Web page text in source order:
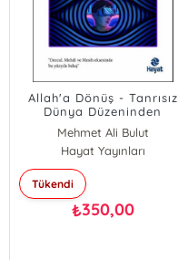
Allah'a Dönüş - Tanrısız
Dünya Düzeninden
Mehmet Ali Bulut
Hayat Yayınları
Tükendi
₺350,00